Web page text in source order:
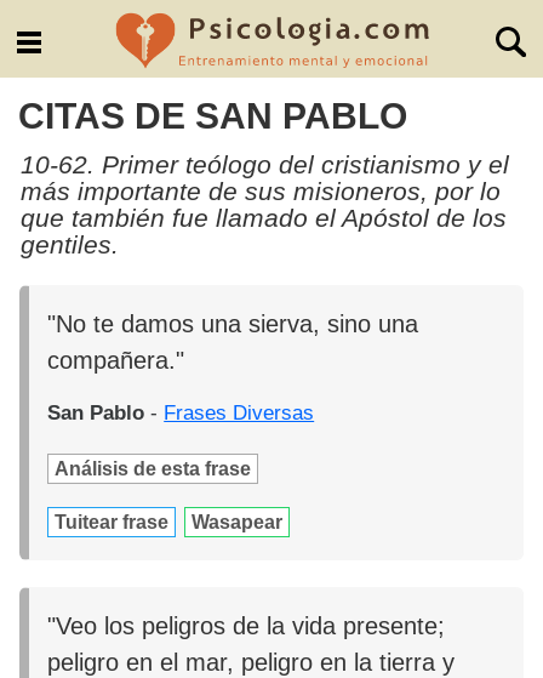
CITAS DE SAN PABLO
10-62. Primer teólogo del cristianismo y el
más importante de sus misioneros, por lo
que también fue llamado el Apóstol de los
gentiles.
"No te damos una sierva, sino una
compañera."
San Pablo - Frases Diversas
Análisis de esta frase
Tuitear frase Wasapear
"Veo los peligros de la vida presente;
peligro en el mar, peligro en la tierra y